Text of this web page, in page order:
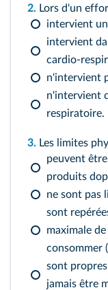
2. Lors d'un
intervient
intervient
cardio-
n'intervient
n'intervient
respiratoire.
3. Les limites
peuvent
produits
ne sont pas
sont
maximale
consommer
sont
jamais être